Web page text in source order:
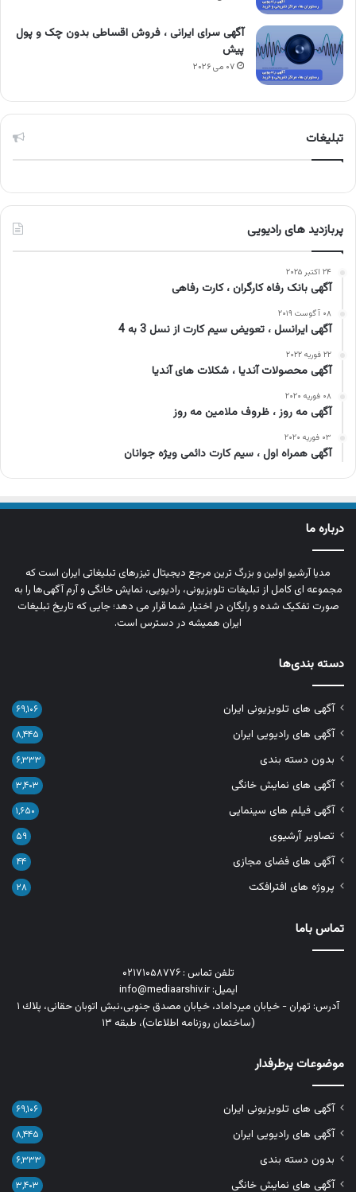
آگهی سرای ایرانی ، فروش اقساطی بدون چک و پول
پیش
۰۷ می ۲۰۲۶
تبلیغات
پربازدید های رادیویی
۲۴ اکتبر ۲۰۲۵
آگهی بانک رفاه کارگران ، کارت رفاهی
۰۸ آگوست ۲۰۱۹
آگهی ایرانسل ، تعویض سیم کارت از نسل 3 به 4
۲۲ فوریه ۲۰۲۲
آگهی محصولات آندیا ، شکلات های آندیا
۰۸ فوریه ۲۰۲۰
آگهی مه روز ، ظروف ملامین مه روز
۰۳ فوریه ۲۰۲۰
آگهی همراه اول ، سیم کارت دائمی ویژه جوانان
درباره ما
مدیا آرشیو اولین و بزرگ‌ ترین مرجع دیجیتال تیزرهای تبلیغاتی ایران است که
مجموعه‌ ای کامل از تبلیغات تلویزیونی، رادیویی، نمایش خانگی و آرم‌ آگهی‌ها را به‌
صورت تفکیک‌ شده و رایگان در اختیار شما قرار می‌ دهد؛ جایی که تاریخ تبلیغات
ایران همیشه در دسترس است.
دسته بندی‌ها
آگهی های تلویزیونی ایران ۶۹,۱۰۶
آگهی های رادیویی ایران ۸,۴۴۵
بدون دسته بندی ۶,۳۳۳
آگهی های نمایش خانگی ۳,۴۰۳
آگهی فیلم های سینمایی ۱,۶۵۰
تصاویر آرشیوی ۵۹
آگهی های فضای مجازی ۴۴
پروژه های افترافکت ۲۸
تماس باما
تلفن تماس : ۰۲۱۷۱۰۵۸۷۷۶
ایمیل: info@mediaarshiv.ir
آدرس: تهران - خیابان میرداماد، خیابان مصدق جنوبی،نبش اتوبان حقانی، پلاك ١
(ساختمان روزنامه اطلاعات)، طبقه ۱۳
موضوعات پرطرفدار
آگهی های تلویزیونی ایران ۶۹,۱۰۶
آگهی های رادیویی ایران ۸,۴۴۵
بدون دسته بندی ۶,۳۳۳
آگهی های نمایش خانگی ۳,۴۰۳